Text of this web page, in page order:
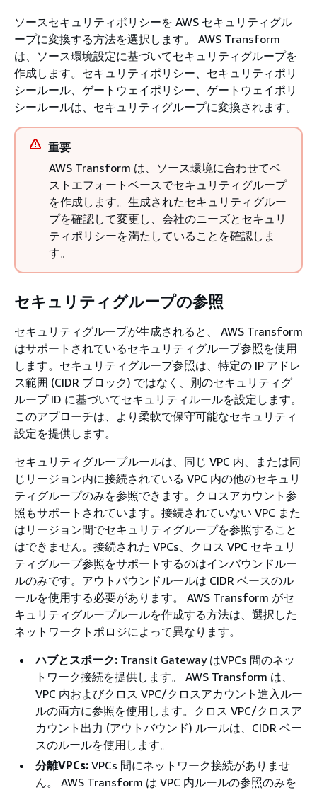
ソースセキュリティポリシーを AWS セキュリティグル
ープに変換する方法を選択します。 AWS Transform
は、ソース環境設定に基づいてセキュリティグループを
作成します。セキュリティポリシー、セキュリティポリ
シールール、ゲートウェイポリシー、ゲートウェイポリ
シールールは、セキュリティグループに変換されます。
重要
AWS Transform は、ソース環境に合わせてベ
ストエフォートベースでセキュリティグループ
を作成します。生成されたセキュリティグルー
プを確認して変更し、会社のニーズとセキュリ
ティポリシーを満たしていることを確認しま
す。
セキュリティグループの参照
セキュリティグループが生成されると、 AWS Transform
はサポートされているセキュリティグループ参照を使用
します。セキュリティグループ参照は、特定の IP アドレ
ス範囲 (CIDR ブロック) ではなく、別のセキュリティグ
ループ ID に基づいてセキュリティルールを設定します。
このアプローチは、より柔軟で保守可能なセキュリティ
設定を提供します。
セキュリティグループルールは、同じ VPC 内、または同
じリージョン内に接続されている VPC 内の他のセキュリ
ティグループのみを参照できます。クロスアカウント参
照もサポートされています。接続されていない VPC また
はリージョン間でセキュリティグループを参照すること
はできません。接続された VPCs、クロス VPC セキュリ
ティグループ参照をサポートするのはインバウンドルー
ルのみです。アウトバウンドルールは CIDR ベースのル
ールを使用する必要があります。 AWS Transform がセ
キュリティグループルールを作成する方法は、選択した
ネットワークトポロジによって異なります。
ハブとスポーク: Transit Gateway はVPCs 間のネッ
トワーク接続を提供します。 AWS Transform は、
VPC 内およびクロス VPC/クロスアカウント進入ルー
ルの両方に参照を使用します。クロス VPC/クロスア
カウント出力 (アウトバウンド) ルールは、CIDR ベー
スのルールを使用します。
分離VPCs: VPCs 間にネットワーク接続がありませ
ん。 AWS Transform は VPC 内ルールの参照のみを